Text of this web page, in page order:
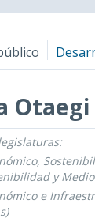
Otaegi
fin
y
e